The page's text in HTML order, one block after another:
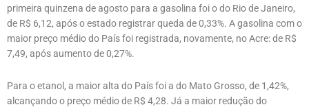
primeira quinzena de agosto para a gasolina foi o do Rio de Janeiro,
de R$ 6,12, após o estado registrar queda de 0,33%. A gasolina com o
maior preço médio do País foi registrada, novamente, no Acre: de R$
7,49, após aumento de 0,27%.
Para o etanol, a maior alta do País foi a do Mato Grosso, de 1,42%,
alcançando o preço médio de R$ 4,28. Já a maior redução do